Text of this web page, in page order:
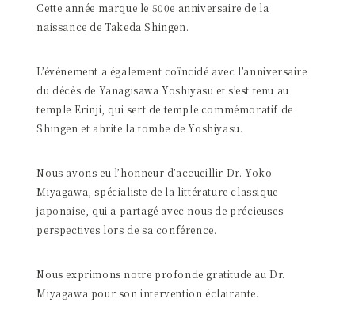
Cette année marque le 500e anniversaire de la
naissance de Takeda Shingen.
L’événement a également coïncidé avec l’anniversaire
du décès de Yanagisawa Yoshiyasu et s’est tenu au
temple Erinji, qui sert de temple commémoratif de
Shingen et abrite la tombe de Yoshiyasu.
Nous avons eu l’honneur d’accueillir Dr. Yoko
Miyagawa, spécialiste de la littérature classique
japonaise, qui a partagé avec nous de précieuses
perspectives lors de sa conférence.
Nous exprimons notre profonde gratitude au Dr.
Miyagawa pour son intervention éclairante.